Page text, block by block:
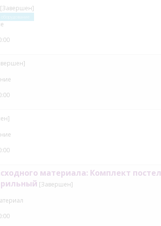
[Завершен]
материала: Комплект
[Завершен]